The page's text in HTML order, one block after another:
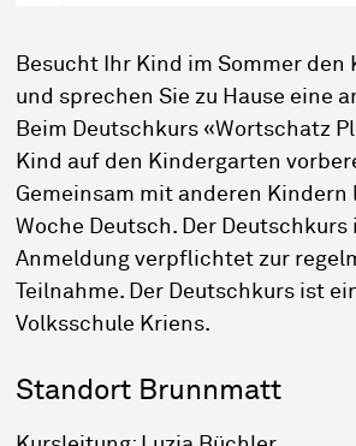
Besucht Ihr Kind im Sommer den
und sprechen Sie zu Hause eine
Beim Deutschkurs «Wortschatz
Kind auf den Kindergarten
Gemeinsam mit anderen Kindern
Woche Deutsch. Der Deutschkurs
Anmeldung verpflichtet zur
Teilnahme. Der Deutschkurs ist
Volksschule Kriens.
Standort Brunnmatt